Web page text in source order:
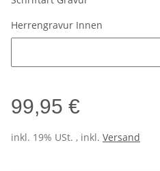
Herrengravur Innen
99,95 €
inkl. 19% USt. , inkl. Versand